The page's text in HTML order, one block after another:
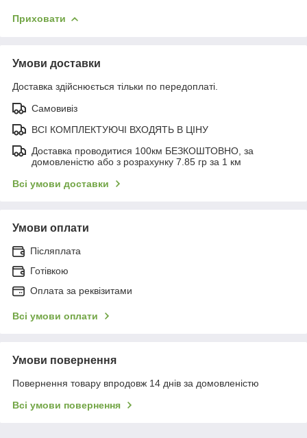
Приховати
Умови доставки
Доставка здійснюється тільки по передоплаті.
Самовивіз
ВСІ КОМПЛЕКТУЮЧІ ВХОДЯТЬ В ЦІНУ
Доставка проводитися 100км БЕЗКОШТОВНО, за
домовленістю або з розрахунку 7.85 гр за 1 км
Всі умови доставки
Умови оплати
Післяплата
Готівкою
Оплата за реквізитами
Всі умови оплати
Умови повернення
Повернення товару впродовж 14 днів за домовленістю
Всі умови повернення